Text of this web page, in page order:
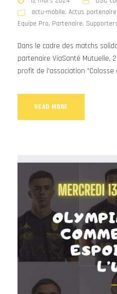
actu-mobile, Actus
Equipe Pro, Partenaire,
Dans le cadre des matchs
partenaire ViaSanté Mutuelle,
profit de l'association "Colosse
READ MORE